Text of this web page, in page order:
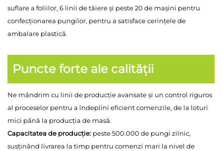
suflare a foliilor, 6 linii de tăiere și peste 20 de mașini pentru
confecționarea pungilor, pentru a satisface cerințele de
ambalare plastică.
Puncte forte ale calității
Ne mândrim cu linii de producție avansate și un control riguros
al proceselor pentru a îndeplini eficient comenzile, de la loturi
mici până la producția de masă.
Capacitatea de producție: peste 500.000 de pungi zilnic,
susținând livrarea la timp pentru comenzi mari la nivel de